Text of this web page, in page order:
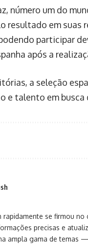
número um do
resultado em suas
participar
após a
a seleção
e talento em
rapidamente se firmou
precisas e
ampla gama de temas